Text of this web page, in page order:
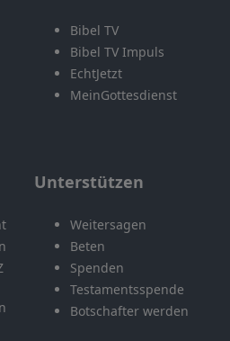
Bibel TV
Bibel TV Impuls
EchtJetzt
MeinGottesdienst
Unterstützen
Weitersagen
Beten
Spenden
Testamentsspende
Botschafter werden